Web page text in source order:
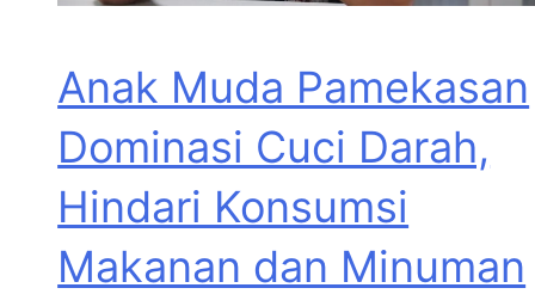
Anak Muda Pamekasan
Dominasi Cuci Darah,
Hindari Konsumsi
Makanan dan Minuman